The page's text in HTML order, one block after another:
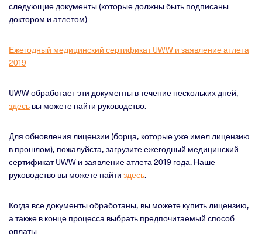
следующие документы (которые должны быть подписаны
доктором и атлетом):
Ежегодный медицинский сертификатUWW и заявление атлета
2019
UWWобработает эти документы в течение нескольких дней,
здесь вы можете найти руководство.
Для обновления лицензии (борца, которые уже имел лицензию
в прошлом), пожалуйста, загрузите ежегодный медицинский
сертификатUWW и заявление атлета 2019 года. Наше
руководство вы можете найти здесь.
Когда все документы обработаны, вы можете купить лицензию,
а также в конце процесса выбрать предпочитаемый способ
оплаты: